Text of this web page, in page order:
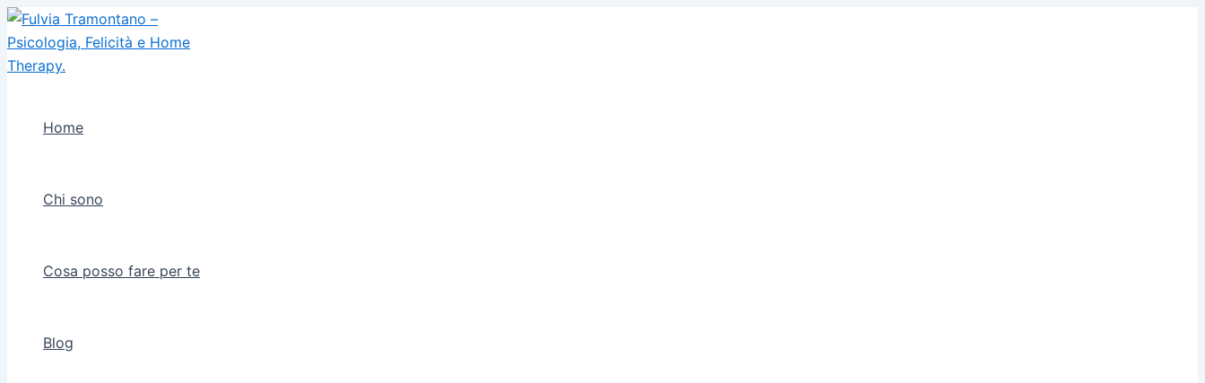
Vai
al
contenuto
Home
Chi sono
Cosa posso fare per te
Blog